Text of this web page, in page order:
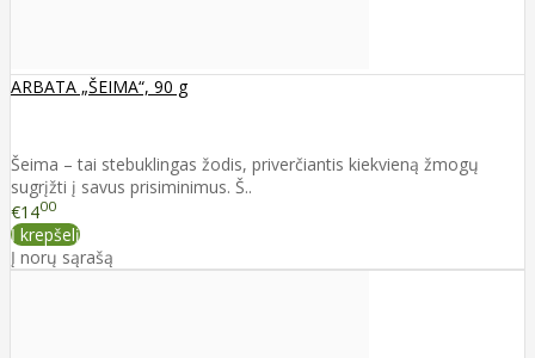
ARBATA „ŠEIMA“, 90 g
Šeima – tai stebuklingas žodis, priverčiantis kiekvieną žmogų
sugrįžti į savus prisiminimus. Š..
€1400
Į krepšelį
Į norų sąrašą